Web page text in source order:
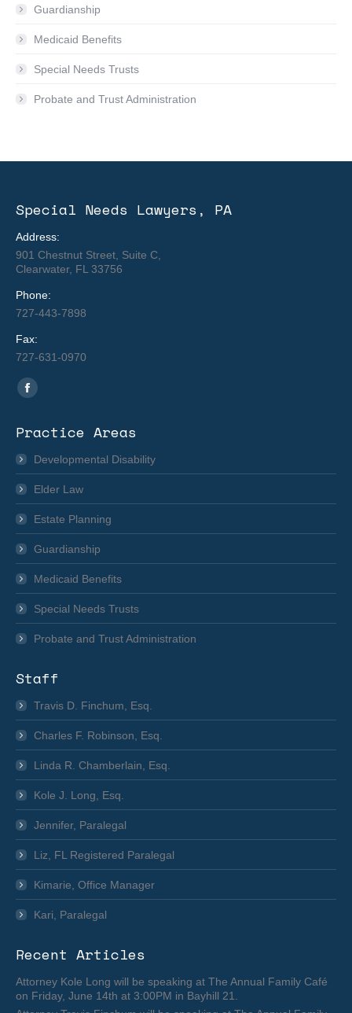
Guardianship
Medicaid Benefits
Special Needs Trusts
Probate and Trust Administration
Special Needs Lawyers, PA
Address:
901 Chestnut Street, Suite C,
Clearwater, FL 33756
Phone:
727-443-7898
Fax:
727-631-0970
Find us on:
Facebook
opens
in
Practice Areas
Developmental Disability
Elder Law
Estate Planning
Guardianship
Medicaid Benefits
Special Needs Trusts
Probate and Trust Administration
Staff
Travis D. Finchum, Esq.
Charles F. Robinson, Esq.
Linda R. Chamberlain, Esq.
Kole J. Long, Esq.
Jennifer, Paralegal
Liz, FL Registered Paralegal
Kimarie, Office Manager
Kari, Paralegal
Recent Articles
Attorney Kole Long will be speaking at The Annual Family Café
on Friday, June 14th at 3:00PM in Bayhill 21.